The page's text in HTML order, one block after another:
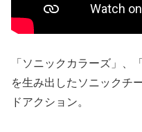
「ソニックカラーズ」、
を生み出したソニックチ
ドアクション。